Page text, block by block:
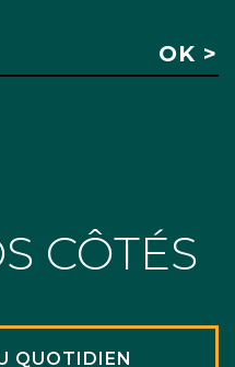
CÔTÉS
QUOTIDIEN